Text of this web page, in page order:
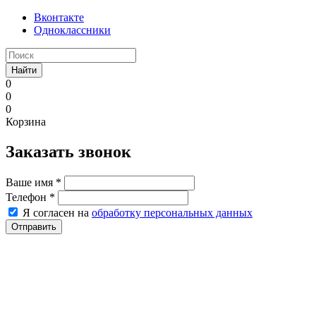
Вконтакте
Одноклассники
Найти
0
0
0
Корзина
Заказать звонок
Ваше имя *
Телефон *
Я согласен на обработку персональных данных